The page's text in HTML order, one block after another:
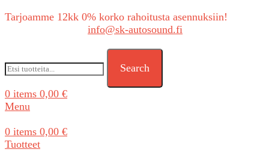
Tarjoamme 12kk 0% korko rahoitusta asennuksiin!
info@sk-autosound.fi
Search
0 items 0,00 €
Menu
0 items 0,00 €
Tuotteet